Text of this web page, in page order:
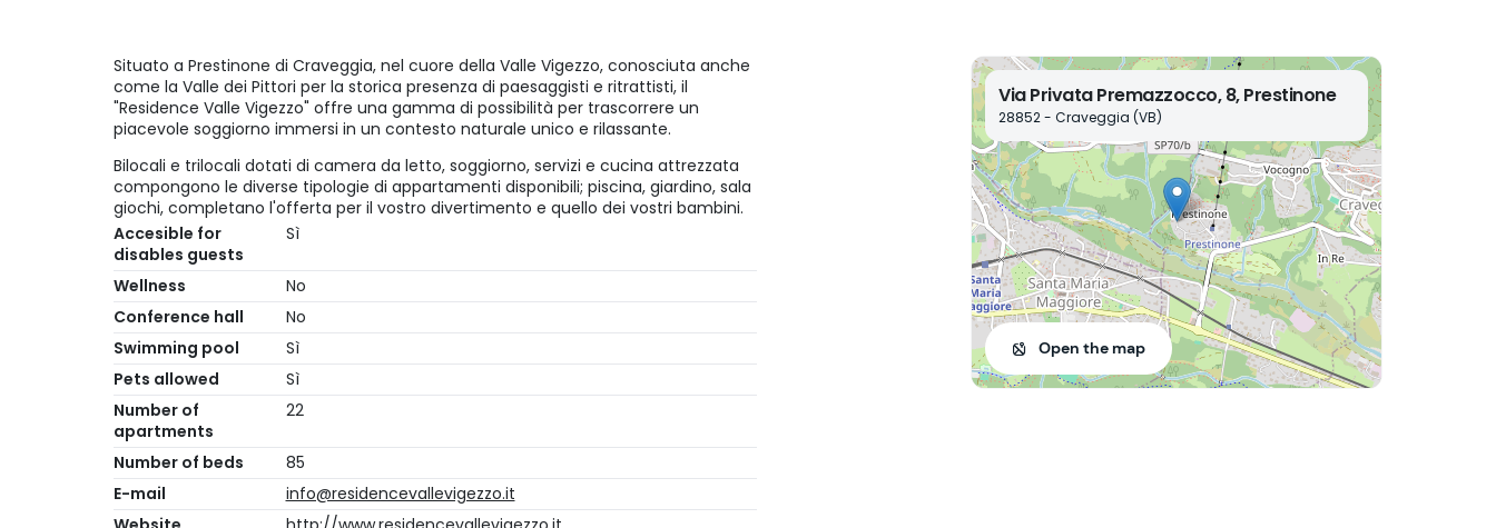
Situato a Prestinone di Craveggia, nel cuore della Valle Vigezzo, conosciuta anche
come la Valle dei Pittori per la storica presenza di paesaggisti e ritrattisti, il
"Residence Valle Vigezzo" offre una gamma di possibilità per trascorrere un
piacevole soggiorno immersi in un contesto naturale unico e rilassante.
Bilocali e trilocali dotati di camera da letto, soggiorno, servizi e cucina attrezzata
compongono le diverse tipologie di appartamenti disponibili; piscina, giardino, sala
giochi, completano l'offerta per il vostro divertimento e quello dei vostri bambini.
Accesible for
disables guests
Sì
Wellness
No
Conference hall
No
Swimming pool
Sì
Pets allowed
Sì
Number of
apartments
22
Number of beds
85
E-mail
info@residencevallevigezzo.it
Via Privata Premazzocco, 8, Prestinone
28852 - Craveggia (VB)
Open the map